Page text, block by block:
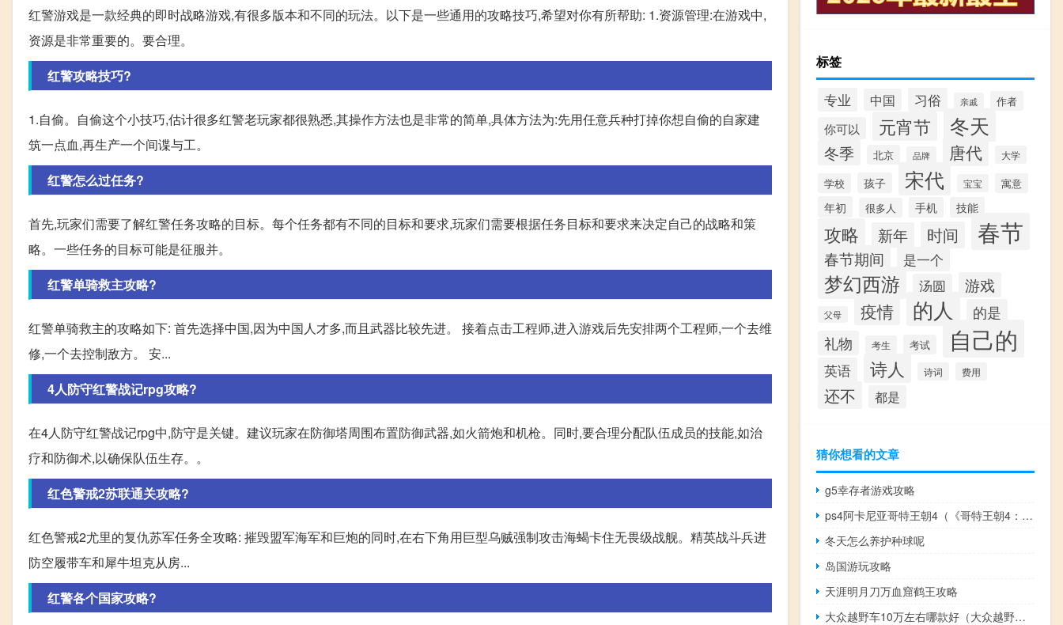
红警游戏是一款经典的即时战略游戏,有很多版本和不同的玩法。以下是一些通用的攻略技巧,希望对你有所帮助: 1.资源管理:在游戏中,
资源是非常重要的。要合理。
红警攻略技巧?
1.自偷。自偷这个小技巧,估计很多红警老玩家都很熟悉,其操作方法也是非常的简单,具体方法为:先用任意兵种打掉你想自偷的自家建
筑一点血,再生产一个间谍与工。
红警怎么过任务?
首先,玩家们需要了解红警任务攻略的目标。每个任务都有不同的目标和要求,玩家们需要根据任务目标和要求来决定自己的战略和策
略。一些任务的目标可能是征服并。
红警单骑救主攻略?
红警单骑救主的攻略如下: 首先选择中国,因为中国人才多,而且武器比较先进。 接着点击工程师,进入游戏后先安排两个工程师,一个去维
修,一个去控制敌方。 安...
4人防守红警战记rpg攻略?
在4人防守红警战记rpg中,防守是关键。建议玩家在防御塔周围布置防御武器,如火箭炮和机枪。同时,要合理分配队伍成员的技能,如治
疗和防御术,以确保队伍生存。。
红色警戒2苏联通关攻略?
红色警戒2尤里的复仇苏军任务全攻略: 摧毁盟军海军和巨炮的同时,在右下角用巨型乌贼强制攻击海蝎卡住无畏级战舰。精英战斗兵进
防空履带车和犀牛坦克从房...
红警各个国家攻略?
标签
专业 中国 习俗 亲戚 作者
你可以 元宵节 冬天
冬季 北京 品牌 唐代 大学
学校 孩子 宋代 宝宝 寓意
年初 很多人 手机 技能
攻略 新年 时间 春节
春节期间 是一个
梦幻西游 汤圆 游戏
父母 疫情 的人 的是
礼物 考生 考试 自己的
英语 诗人 诗词 费用
还不 都是
猜你想看的文章
g5幸存者游戏攻略
ps4阿卡尼亚哥特王朝4（《哥特王朝4：阿卡尼亚》第二章流程攻略）
冬天怎么养护种球呢
岛国游玩攻略
天涯明月刀万血窟鹤王攻略
大众越野车10万左右哪款好（大众越野车10万左右）